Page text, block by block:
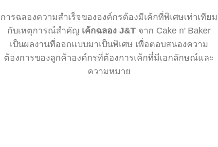
การฉลองความสำเร็จขององค์กรต้องมีเค้กที่พิเศษเท่าเทียม
กับเหตุการณ์สำคัญ เค้กฉลอง J&T จาก Cake n’ Baker
เป็นผลงานที่ออกแบบมาเป็นพิเศษ เพื่อตอบสนองความ
ต้องการของลูกค้าองค์กรที่ต้องการเค้กที่มีเอกลักษณ์และ
ความหมาย